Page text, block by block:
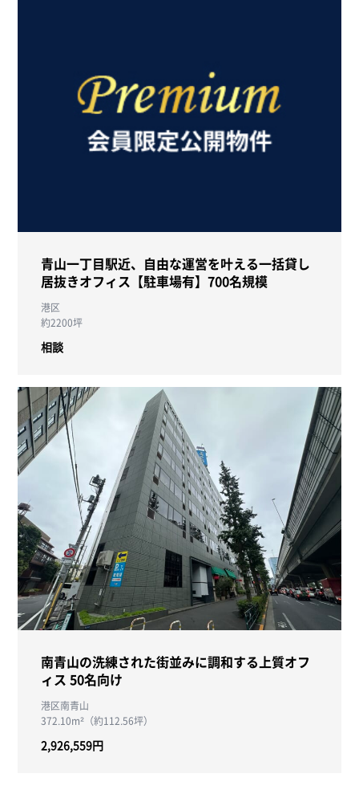
青山一丁目駅近、自由な運営を叶える一括貸し
居抜きオフィス【駐車場有】700名規模
港区
約2200坪
相談
南青山の洗練された街並みに調和する上質オフ
ィス 50名向け
港区南青山
372.10m²（約112.56坪）
2,926,559円